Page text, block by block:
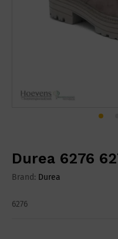
Durea 6276
Brand: Durea
6276